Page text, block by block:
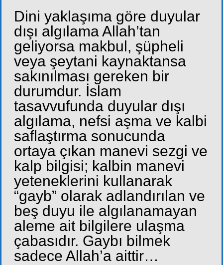
Dini yaklaşıma göre duyular
dışı algılama Allah’tan
geliyorsa makbul, şüpheli
veya şeytani kaynaktansa
sakınılması gereken bir
durumdur. İslam
tasavvufunda duyular dışı
algılama, nefsi aşma ve kalbi
saflaştırma sonucunda
ortaya çıkan manevi sezgi ve
kalp bilgisi; kalbin manevi
yeteneklerini kullanarak
“gayb” olarak adlandırılan ve
beş duyu ile algılanamayan
aleme ait bilgilere ulaşma
çabasıdır. Gaybı bilmek
sadece Allah’a aittir…